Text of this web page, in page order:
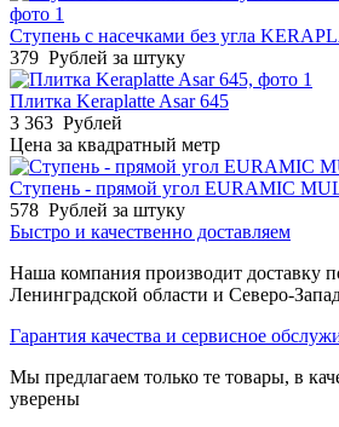
Cтупень с насечками без угла
379 Рублей за штуку
Плитка Keraplatte Asar 645
3 363 Рублей
Цена за квадратный метр
Ступень - прямой угол EURAMIC
578 Рублей за штуку
Быстро и качественно доставляем
Наша компания производит доставку
Ленинградской области и Северо-
Гарантия качества и сервисное
Мы предлагаем только те товары, в
уверены